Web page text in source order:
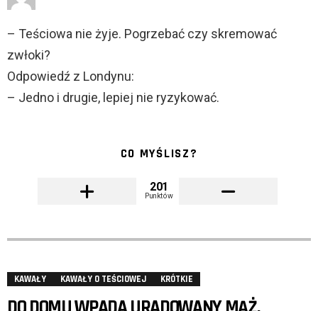
– Teściowa nie żyje. Pogrzebać czy skremować
zwłoki?
Odpowiedź z Londynu:
– Jedno i drugie, lepiej nie ryzykować.
CO MYŚLISZ?
201
Punktów
KAWAŁY KAWAŁY O TEŚCIOWEJ KRÓTKIE